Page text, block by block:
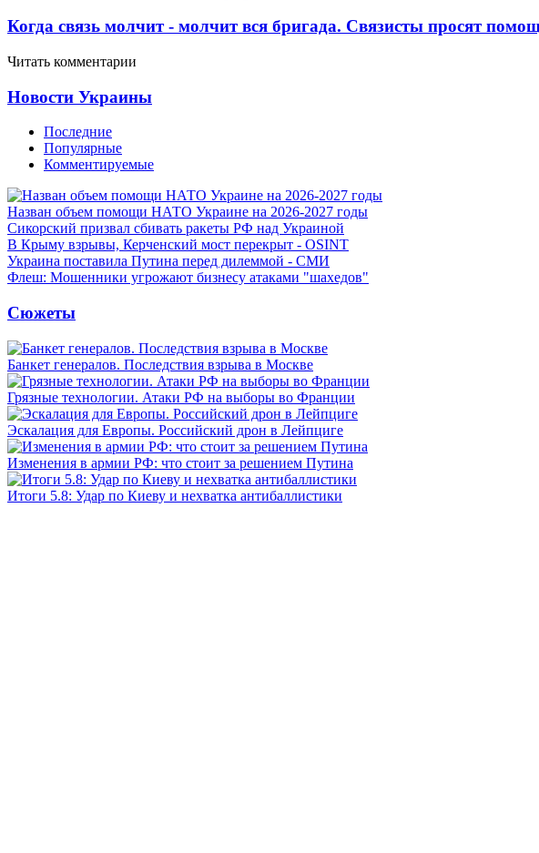
Когда связь молчит - молчит вся бригада. Связисты просят
Читать комментарии
Новости Украины
Последние
Популярные
Комментируемые
Назван объем помощи НАТО Украине на 2026-2027 годы
Сикорский призвал сбивать ракеты РФ над Украиной
В Крыму взрывы, Керченский мост перекрыт - OSINT
Украина поставила Путина перед дилеммой - СМИ
Флеш: Мошенники угрожают бизнесу атаками "шахедов"
Сюжеты
Банкет генералов. Последствия взрыва в Москве
Грязные технологии. Атаки РФ на выборы во Франции
Эскалация для Европы. Российский дрон в Лейпциге
Изменения в армии РФ: что стоит за решением Путина
Итоги 5.8: Удар по Киеву и нехватка антибаллистики